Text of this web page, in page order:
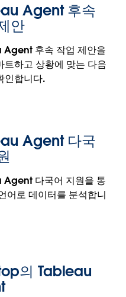
인증
, 키를 원활하게 순환
Agent 후속
안
후속 작업 제안을
트하고 상황에 맞는 다음
인합니다.
작업 제안
으로 계산을 만들거나
계를 제시하여 분석을
Agent가 작업을 완료
Agent 다국
다국어 지원을 통
어로 데이터를 분석합니
국어 지원
의 Tableau